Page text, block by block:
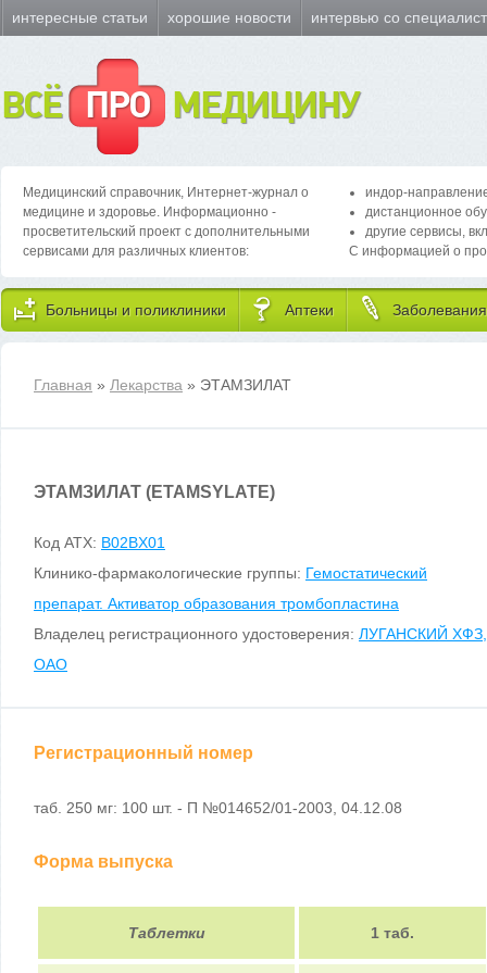
интересные статьи хорошие новости интервью со
ВСЁ ПРО МЕДИЦИНУ
Медицинский справочник, Интернет-журнал о
медицине и здоровье. Информационно -
просветительский проект с дополнительными
сервисами для различных клиентов:
индор-
дистанционное
другие сервисы,
С информацией о
Больницы и поликлиники Аптеки Заболевания
Главная » Лекарства » ЭТАМЗИЛАТ
ЭТАМЗИЛАТ (ETAMSYLATE)
Код ATX: B02BX01
Клинико-фармакологические группы: Гемостатический
препарат. Активатор образования тромбопластина
Владелец регистрационного удостоверения: ЛУГАНСКИЙ ХФЗ,
ОАО
Регистрационный номер
таб. 250 мг: 100 шт. - П №014652/01-2003, 04.12.08
Форма выпуска
Таблетки 1 таб.